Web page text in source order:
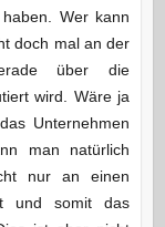
Wer kann
doch mal an der
über die
wird. Wäre ja
Unternehmen
man natürlich
nur an einen
und somit das